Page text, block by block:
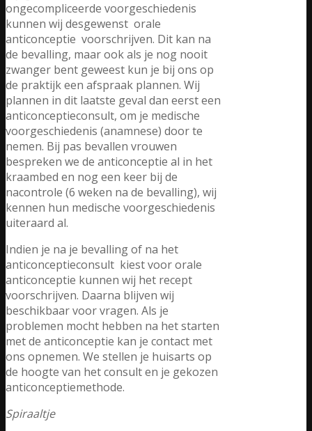
ongecompliceerde voorgeschiedenis
kunnen wij desgewenst orale
anticonceptie voorschrijven. Dit kan na
de bevalling, maar ook als je nog nooit
zwanger bent geweest kun je bij ons op
de praktijk een afspraak plannen. Wij
plannen in dit laatste geval dan eerst een
anticonceptieconsult, om je medische
voorgeschiedenis (anamnese) door te
nemen. Bij pas bevallen vrouwen
bespreken we de anticonceptie al in het
kraambed en nog een keer bij de
nacontrole (6 weken na de bevalling), wij
kennen hun medische voorgeschiedenis
uiteraard al.
Indien je na je bevalling of na het
anticonceptieconsult kiest voor orale
anticonceptie kunnen wij het recept
voorschrijven. Daarna blijven wij
beschikbaar voor vragen. Als je
problemen mocht hebben na het starten
met de anticonceptie kan je contact met
ons opnemen. We stellen je huisarts op
de hoogte van het consult en je gekozen
anticonceptiemethode.
Spiraaltje